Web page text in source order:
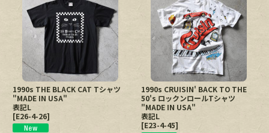
1990s THE BLACK CAT Tシャツ
"MADE IN USA"
表記L
[E26-4-26]
1990s CRUISIN' BACK TO THE
50's ロックンロールTシャツ
"MADE IN USA"
表記L
[E23-4-45]